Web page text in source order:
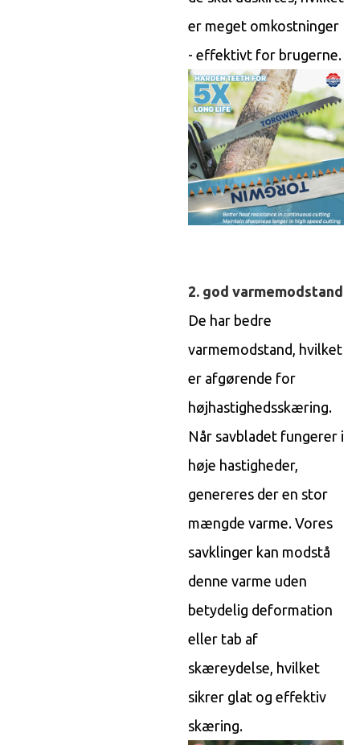
er meget omkostninger
- effektivt for brugerne.
2. god varmemodstand
De har bedre
varmemodstand, hvilket
er afgørende for
højhastighedsskæring.
Når savbladet fungerer i
høje hastigheder,
genereres der en stor
mængde varme. Vores
savklinger kan modstå
denne varme uden
betydelig deformation
eller tab af
skæreydelse, hvilket
sikrer glat og effektiv
skæring.